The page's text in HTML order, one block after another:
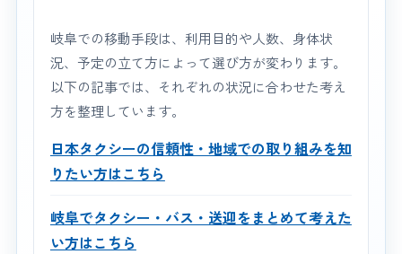
岐阜での移動手段は、利用目的や人数、身体状
況、予定の立て方によって選び方が変わります。
以下の記事では、それぞれの状況に合わせた考え
方を整理しています。
日本タクシーの信頼性・地域での取り組みを知
りたい方はこちら
岐阜でタクシー・バス・送迎をまとめて考えた
い方はこちら